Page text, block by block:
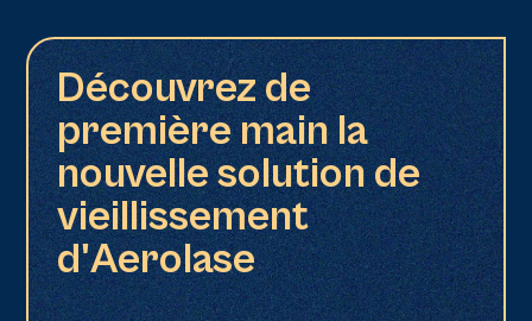
Découvrez de
première main la
nouvelle solution de
vieillissement
d'Aerolase